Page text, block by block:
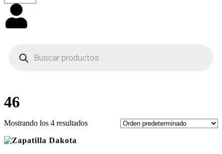
46
Mostrando los 4 resultados